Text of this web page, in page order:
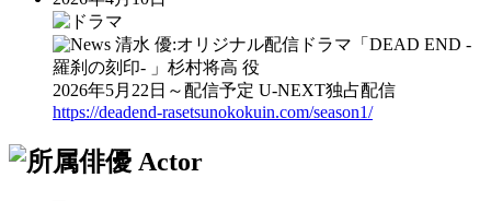
清水 優:オリジナル配信ドラマ「DEAD END -
羅刹の刻印‐ 」杉村将高 役
2026年5月22日～配信予定 U-NEXT独占配信
https://deadend-rasetsunokokuin.com/season1/